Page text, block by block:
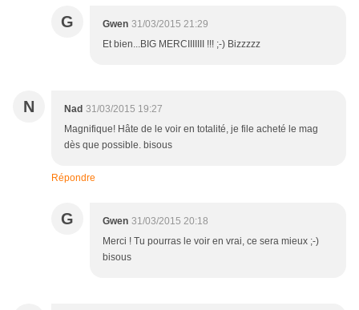
G Gwen 31/03/2015 21:29
Et bien...BIG MERCIIIIIII !!! ;-) Bizzzzz
N Nad 31/03/2015 19:27
Magnifique! Hâte de le voir en totalité, je file acheté le mag
dès que possible. bisous
Répondre
G Gwen 31/03/2015 20:18
Merci ! Tu pourras le voir en vrai, ce sera mieux ;-)
bisous